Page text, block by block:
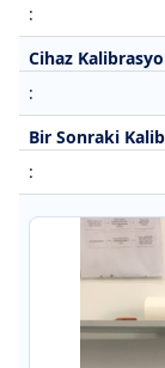
:
Cihaz
:
Bir Sonraki
: